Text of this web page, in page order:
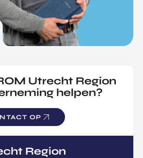
Utrecht Region
helpen?
OP
Region